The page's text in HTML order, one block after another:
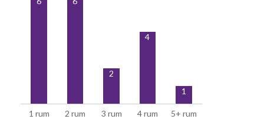
1 rum 2 rum 3 rum 4 rum 5+ rum
2
4
1